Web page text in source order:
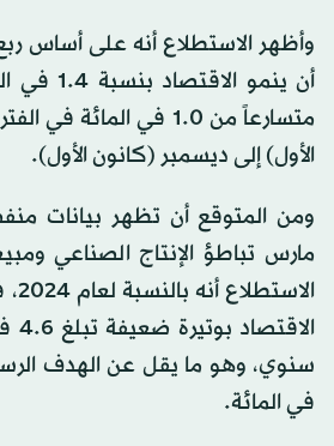
وأظهر الاستطلاع أنه على أساس
أن ينمو
متسارعاً من 1.0 في
الأول) إلى ديسمبر (كانون الأول).
ومن المتوقع أن تظهر بيانات
مارس تباطؤ الإنتاج الصناعي
في المائة.